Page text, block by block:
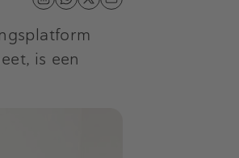
is een